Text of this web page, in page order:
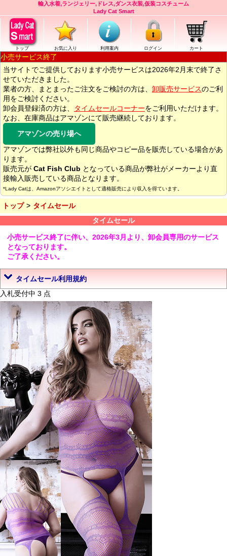
輸入水着,ランジェリー,ドレス,ダンス衣装,仮装コスチューム
Lady Cat Smart
トップ お気に入り 利用案内 ログイン カート
小売サービス終了
当サイトでご提供しております小売サービスは2026年2月末で終了さ
せていただきました。
業者の方、まとまったご注文をご検討の方は、 卸販売サービスのご利
用をご検討ください。
卸会員登録済の方は、
タイムセールコーナーをご利用いただけます。
なお、在庫商品はアマゾンにて販売継続しております。
アマゾンの売り場へ
アマゾンでは弊社以外も同じ商品やコピー品を販売している場合があ
ります。
販売元が Cat Fish Club となっている商品が弊社がメーカーより直
接輸入販売している商品となります。
*Lady Catは、Amazonアソシエイトとして適格販売により収入を得ています。
トップ
タイムセール
タイムセール
小売サービス終了に伴い、2026年3月より、卸会員専用のサービス
となっております。
ご了承ください。
タイムセール利用規約
入札受付中 3 点